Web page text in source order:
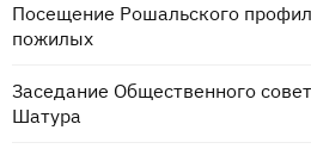
Посещение Рошальского
пожилых
Заседание Общественного
Шатура